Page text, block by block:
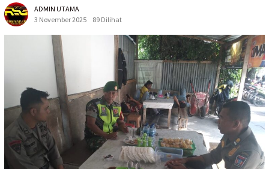
ADMIN UTAMA
3 November 2025
89 Dilihat